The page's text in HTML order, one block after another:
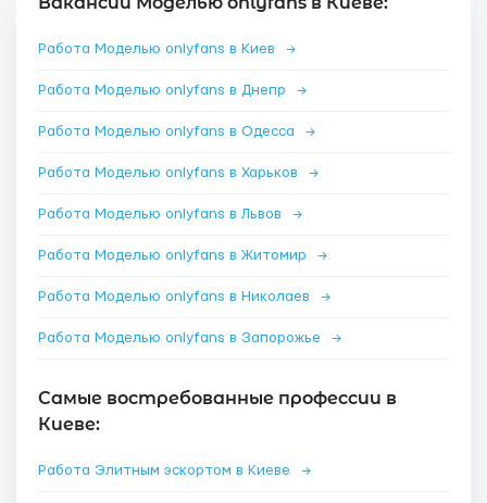
Работа Моделью onlyfans в Киев →
Работа Моделью onlyfans в Днепр →
Работа Моделью onlyfans в Одесса →
Работа Моделью onlyfans в Харьков →
Работа Моделью onlyfans в Львов →
Работа Моделью onlyfans в Житомир →
Работа Моделью onlyfans в Николаев →
Работа Моделью onlyfans в Запорожье →
Самые востребованные профессии в
Киеве:
Работа Элитным эскортом в Киеве →